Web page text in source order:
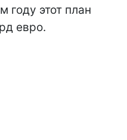
году этот план
евро.